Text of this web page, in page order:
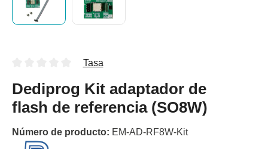
Tasa
Dediprog Kit adaptador de
flash de referencia (SO8W)
Número de producto: EM-AD-RF8W-Kit